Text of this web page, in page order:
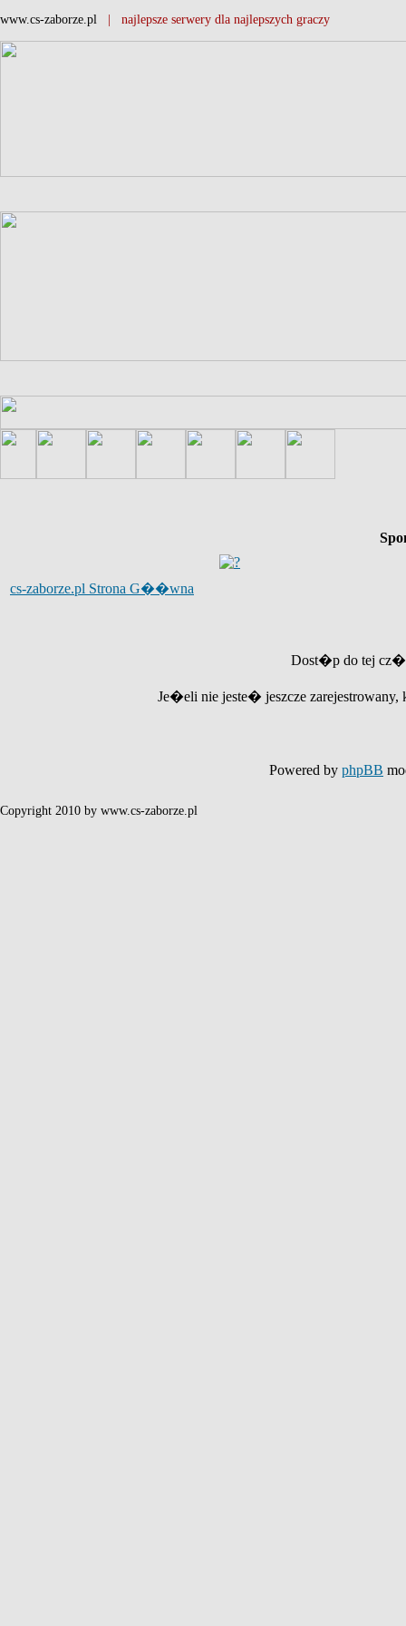
www.cs-zaborze.pl | najlepsze serwery dla najlepszych graczy
cs-zaborze.pl Strona G��wna
Dost�p do tej
Je�eli nie jeste� jeszcze
Powered by phpBB
Copyright 2010 by www.cs-zaborze.pl